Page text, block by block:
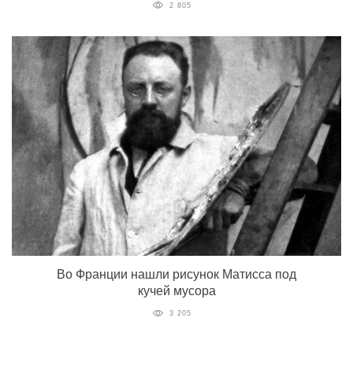
2 805
Во Франции нашли рисунок Матисса под
кучей мусора
3 205